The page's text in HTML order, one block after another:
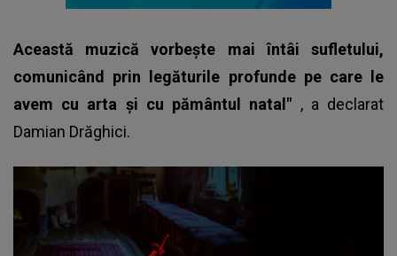
Această muzică vorbește mai întâi sufletului,
comunicând prin legăturile profunde pe care le
avem cu arta și cu pământul natal" , a declarat
Damian Drăghici.